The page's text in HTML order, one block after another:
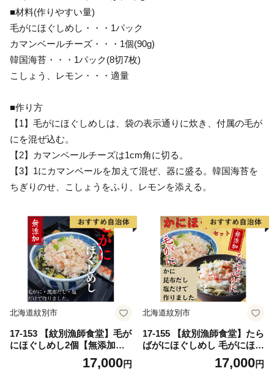
■材料(作りやすい量)
毛がにほぐしめし・・・1パック
カマンベールチーズ・・・1個(90g)
韓国海苔・・・1パック(8切7枚)
こしょう、レモン・・・適量
■作り方
【1】毛がにほぐしめしは、袋の表示通りに炊き、付属の毛が
にを混ぜ込む。
【2】カマンベールチーズは1cm角に切る。
【3】1にカマンベールを加えて混ぜ、器に盛る。韓国海苔を
ちぎりのせ、こしょうをふり、レモンを添える。
北海道紋別市
17-153 【紋別漁師食堂】毛が
にほぐしめし2個【無添加】
17,000円
北海道紋別市
17-155 【紋別漁師食堂】たら
ばがにほぐしめし 毛がにほぐ
しめしセット【無添加】｜ 北
17,000円